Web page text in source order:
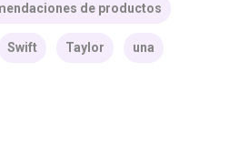
de productos
Swift Taylor una